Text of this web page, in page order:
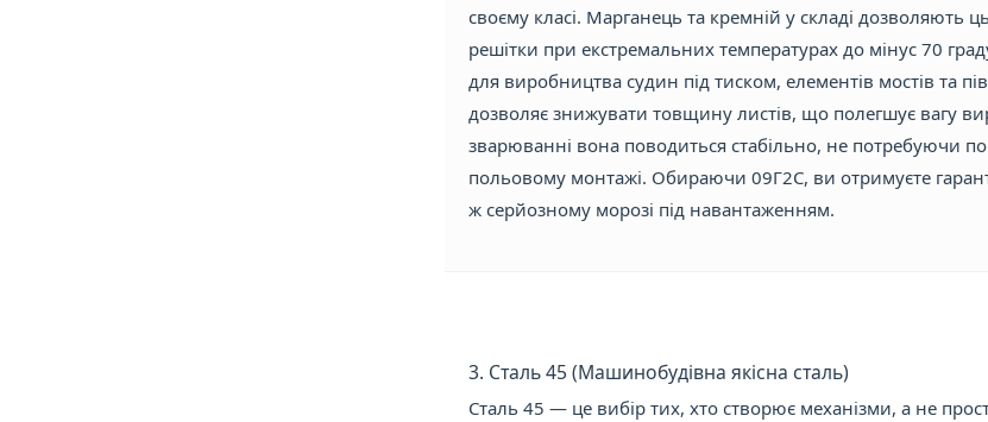
своєму класі. Марганець та кремній у складі дозволяють
решітки при екстремальних температурах до мінус 70
для виробництва судин під тиском, елементів мостів та
дозволяє знижувати товщину листів, що полегшує вагу
зварюванні вона поводиться стабільно, не потребуючи
польовому монтажі. Обираючи 09Г2С, ви отримуєте
ж серйозному морозі під навантаженням.
3. Сталь 45 (Машинобудівна якісна сталь)
Сталь 45 — це вибір тих, хто створює механізми, а не